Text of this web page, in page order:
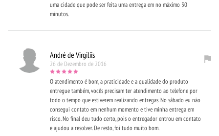
uma cidade que pode ser feita uma entrega em no máximo 30
minutos.
André de Virgiliis
26 de Dezembro de 2016
O atendimento é bom, a praticidade e a qualidade do produto
entregue também, vocês precisam ter atendimento ao telefone por
todo o tempo que estiverem realizando entregas. No sábado eu não
consegui contato em nenhum momento e tive minha entrega em
risco. No final deu tudo certo, pois o entregador entrou em contato
e ajudou a resolver. De resto, foi tudo muito bom.